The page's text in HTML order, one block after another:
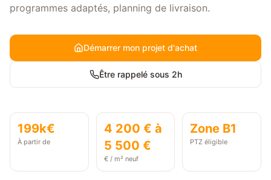
programmes adaptés, planning de livraison.
Démarrer mon projet d'achat
Être rappelé sous 2h
199k€
À partir de
4 200 € à
5 500 €
€ / m² neuf
Zone B1
PTZ éligible